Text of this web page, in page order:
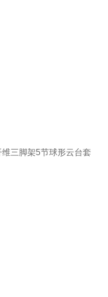
三脚架5节球形云台套